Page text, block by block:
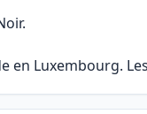
en Luxembourg.